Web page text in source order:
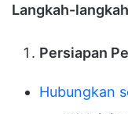
Langkah-langkah
Persiapan
Hubungkan